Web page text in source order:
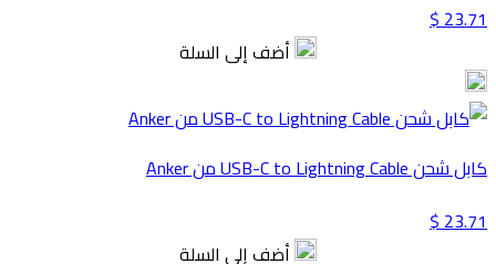
23.71 $
كابل شحن USB-C to Lightning Cable من Anker
23.71 $